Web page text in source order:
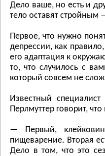
Дело ваше, но есть и
тело оставят стройным
Первое, что нужно
депрессии, как
его адаптация к
то, что случилось с
который совсем не
Известный
Перлмуттер говорит,
— Первый,
пищеварение. Вторая
Дело в том, что это